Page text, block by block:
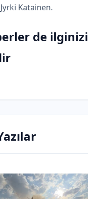
Jyrki Katainen.
de ilginizi